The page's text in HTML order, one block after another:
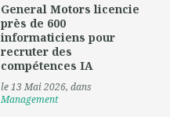
General Motors licencie
près de 600
informaticiens pour
recruter des
compétences IA
le 13 Mai 2026, dans
Management